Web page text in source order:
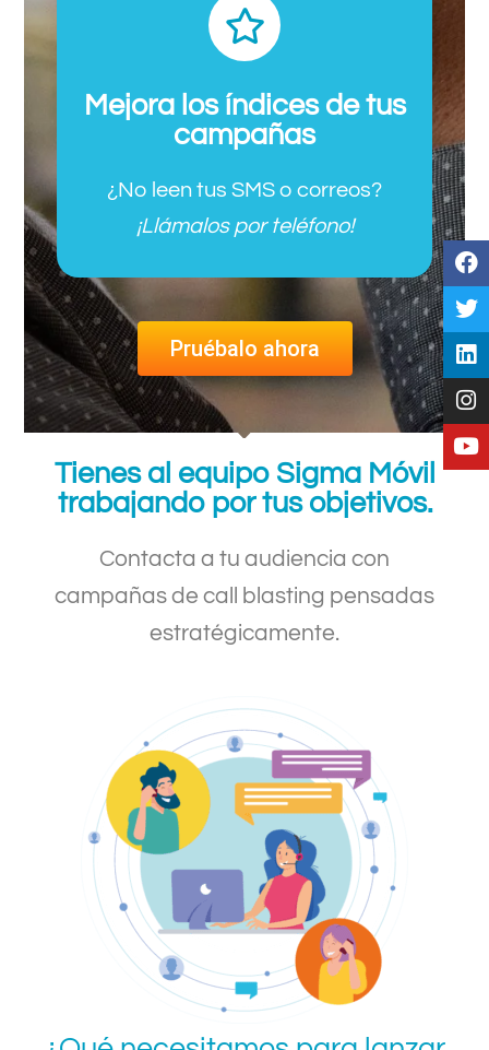
Mejora los índices de tus
campañas
¿No leen tus SMS o correos?
¡Llámalos por teléfono!
Pruébalo ahora
Tienes al equipo Sigma Móvil
trabajando por tus objetivos.
Contacta a tu audiencia con
campañas de call blasting pensadas
estratégicamente.